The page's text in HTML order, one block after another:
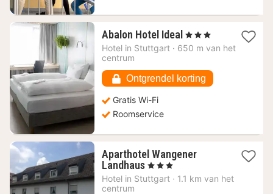
Abalon Hotel Ideal 1
nacht
€
, 3 Sterren
Hotel in Stuttgart · 650 m van het
centrum
Ontgrendel korting
Gratis Wi-Fi
Roomservice
Aparthotel Wangener
Landhaus 1
nacht
vanaf
, 3 Sterren
Hotel in Stuttgart · 1.1 km van het
centrum